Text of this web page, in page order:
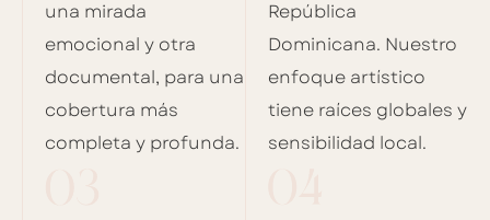
una mirada
emocional y otra
documental, para una
cobertura más
completa y profunda.
República
Dominicana. Nuestro
enfoque artístico
tiene raíces globales y
sensibilidad local.